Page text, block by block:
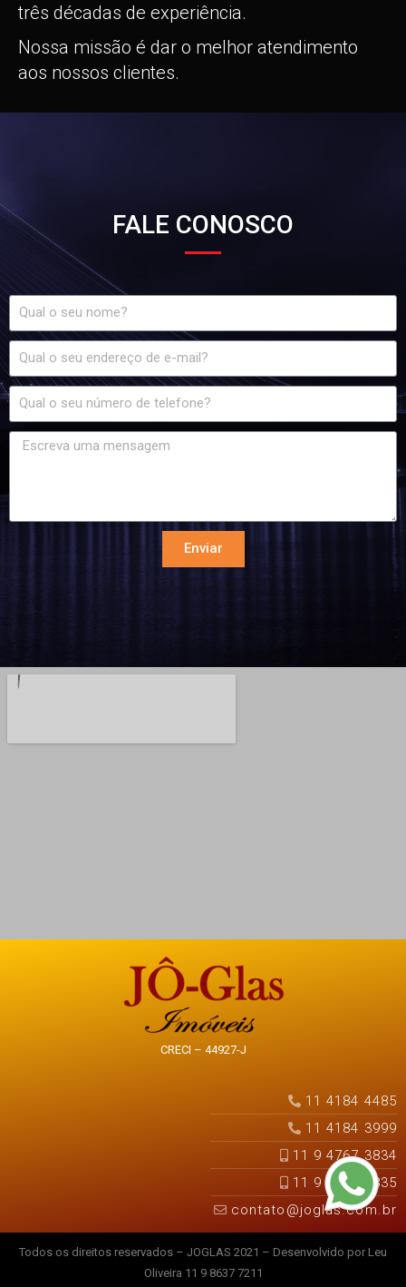
três décadas de experiência.
Nossa missão é dar o melhor atendimento
aos nossos clientes.
FALE CONOSCO
Enviar
CRECI – 44927-J
11 4184 4485
11 4184 3999
11 9 4767 3834
11 9 4767 3835
contato@joglas.com.br
Todos os direitos reservados – JOGLAS 2021 – Desenvolvido por Leu
Oliveira 11 9 8637 7211